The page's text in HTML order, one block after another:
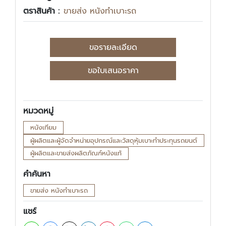
ตราสินค้า : ขายส่ง หนังทำเบาะรถ
ขอรายละเอียด
ขอใบเสนอราคา
หมวดหมู่
หนังเทียม
ผู้ผลิตและผู้จัดจำหน่ายอุปกรณ์และวัสดุหุ้มเบาะทำประทุนรถยนต์
ผู้ผลิตและขายส่งผลิตภัณฑ์หนังแท้
คำค้นหา
ขายส่ง หนังทำเบาะรถ
แชร์